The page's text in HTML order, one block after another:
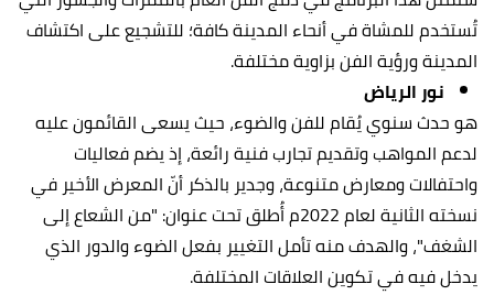
تُستخدم للمشاة في أنحاء المدينة كافة؛ للتشجيع على اكتشاف
المدينة ورؤية الفن بزاوية مختلفة.
نور الرياض
هو حدث سنوي يُقام للفن والضوء، حيث يسعى القائمون عليه
لدعم المواهب وتقديم تجارب فنية رائعة، إذ يضم فعاليات
واحتفالات ومعارض متنوعة، وجدير بالذكر أنّ المعرض الأخير في
نسخته الثانية لعام 2022م أُطلق تحت عنوان: "من الشعاع إلى
الشغف"، والهدف منه تأمل التغيير بفعل الضوء والدور الذي
يدخل فيه في تكوين العلاقات المختلفة.